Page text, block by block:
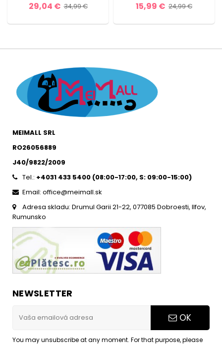
29,04 € 34,99 € 15,99 € 24,99 €
MEIMALL SRL
RO26056889
J40/9822/2009
Tel.: +4031 433 5400 (08:00-17:00, S: 09:00-15:00)
Email: office@meimall.sk
Adresa skladu: Drumul Garii 21-22, 077085 Dobroesti, Ilfov,
Rumunsko
NEWSLETTER
OK
You may unsubscribe at any moment. For that purpose, please